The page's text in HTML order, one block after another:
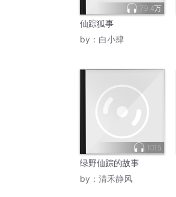
79.4万
仙踪狐事
by： 白小肆
1015
绿野仙踪的故事
by： 清禾静风